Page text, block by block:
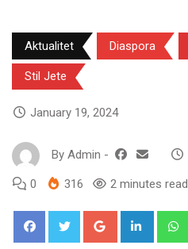
Aktualitet Diaspora
Stil Jete
January 19, 2024
By Admin -
0 316 2 minutes read
Google+ LinkedIn